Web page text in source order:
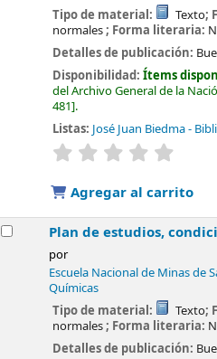
Tipo de material: Texto;
normales; Forma literaria:
Detalles de publicación:
Disponibilidad:Ítems
del Archivo General de la
481 .
Listas: José Juan Biedma -
valoración
Agregar al carrito
Plan de estudios,
por
Escuela Nacional de Minas de
Químicas
Tipo de material: Texto;
normales; Forma literaria:
Detalles de publicación: